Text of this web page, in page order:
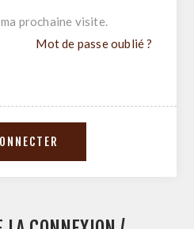
prochaine visite.
Mot de passe oublié ?